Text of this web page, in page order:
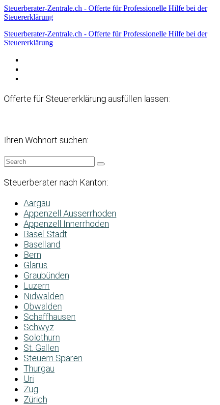
Steuerberater-Zentrale.ch - Offerte für Professionelle Hilfe bei der
Steuererklärung
Steuerberater-Zentrale.ch - Offerte für Professionelle Hilfe bei der
Steuererklärung
Offerte für Steuererklärung ausfüllen lassen:
Ihren Wohnort suchen:
Steuerberater nach Kanton:
Aargau
Appenzell Ausserrhoden
Appenzell Innerrhoden
Basel Stadt
Baselland
Bern
Glarus
Graubünden
Luzern
Nidwalden
Obwalden
Schaffhausen
Schwyz
Solothurn
St. Gallen
Steuern Sparen
Thurgau
Uri
Zug
Zürich